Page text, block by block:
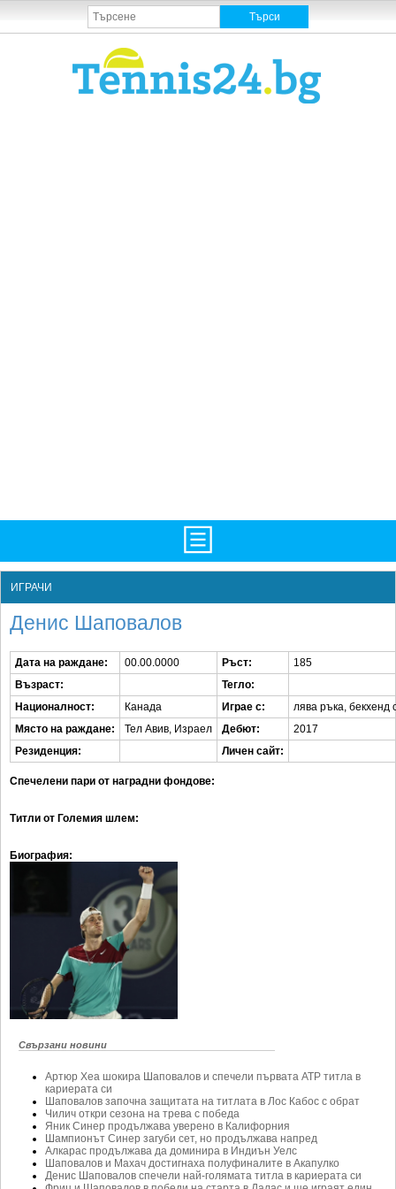
ATP
LIVE SCORES
ТУРНИРИ
КЛУБОВЕ
БЛОГ
ЖЪЛТО
РАКЕТНИ
Топ 10
Любопитно
Истории
Спорт&Фитнес
Други
ИГРАЧИ
Денис Шаповалов
Дата на раждане: 00.00.0000 Ръст:
185
Възраст:
Тегло:
Националност:
Канада Играе с:
лява ръка, бекхенд
Място на раждане:
Тел Авив, Израел Дебют:
2017
Резиденция:
Личен сайт:
Спечелени пари от наградни фондове:
Титли от Големия шлем:
Биография:
Свързани новини
Артюр Хеа шокира Шаповалов и спечели първата ATP титла в
кариерата си
Шаповалов започна защитата на титлата в Лос Кабос с обрат
Чилич откри сезона на трева с победа
Яник Синер продължава уверено в Калифорния
Шампионът Синер загуби сет, но продължава напред
Алкарас продължава да доминира в Индиън Уелс
Шаповалов и Махач достигнаха полуфиналите в Акапулко
Денис Шаповалов спечели най-голямата титла в кариерата си